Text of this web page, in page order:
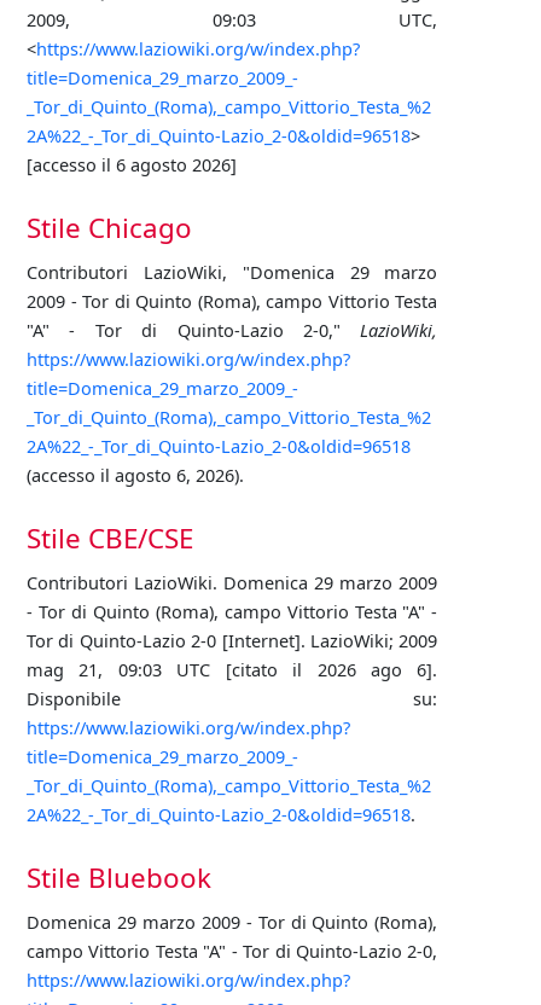
2009, 09:03 UTC,
<https://www.laziowiki.org/w/index.php?
title=Domenica_29_marzo_2009_-
_Tor_di_Quinto_(Roma),_campo_Vittorio_Testa_%2
2A%22_-_Tor_di_Quinto-Lazio_2-0&oldid=96518>
[accesso il 6 agosto 2026]
Stile Chicago
Contributori LazioWiki, "Domenica 29 marzo
2009 - Tor di Quinto (Roma), campo Vittorio Testa
"A" - Tor di Quinto-Lazio 2-0,"LazioWiki,
https://www.laziowiki.org/w/index.php?
title=Domenica_29_marzo_2009_-
_Tor_di_Quinto_(Roma),_campo_Vittorio_Testa_%2
2A%22_-_Tor_di_Quinto-Lazio_2-0&oldid=96518
(accesso il agosto 6, 2026).
Stile CBE/CSE
Contributori LazioWiki. Domenica 29 marzo 2009
- Tor di Quinto (Roma), campo Vittorio Testa "A" -
Tor di Quinto-Lazio 2-0 [Internet]. LazioWiki; 2009
mag 21, 09:03 UTC [citato il 2026 ago 6].
Disponibile su:
https://www.laziowiki.org/w/index.php?
title=Domenica_29_marzo_2009_-
_Tor_di_Quinto_(Roma),_campo_Vittorio_Testa_%2
2A%22_-_Tor_di_Quinto-Lazio_2-0&oldid=96518.
Stile Bluebook
Domenica 29 marzo 2009 - Tor di Quinto (Roma),
campo Vittorio Testa "A" - Tor di Quinto-Lazio 2-0,
https://www.laziowiki.org/w/index.php?